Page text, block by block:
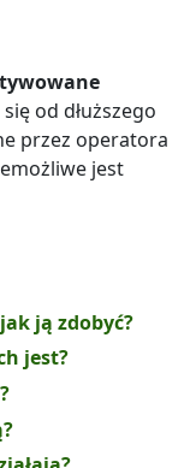
od dłuższego
przez operatora
jest
ją zdobyć?
jest?